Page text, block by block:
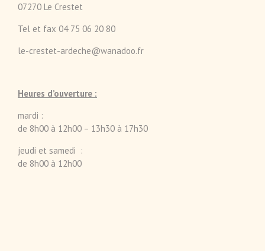
07270 Le Crestet
Tel et fax 04 75 06 20 80
le-crestet-ardeche@wanadoo.fr
Heures d’ouverture :
mardi :
de 8h00 à 12h00 – 13h30 à 17h30
jeudi et samedi :
de 8h00 à 12h00